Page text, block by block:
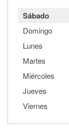
Sábado
Domingo
Lunes
Martes
Miércoles
Jueves
Viernes